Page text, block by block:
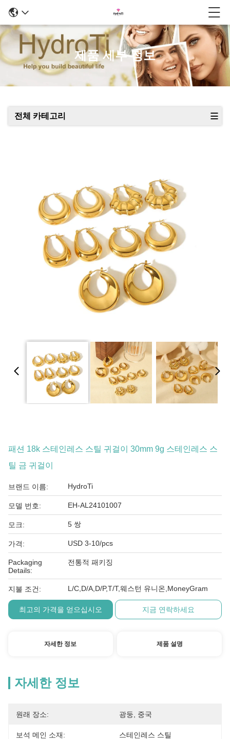
제품 세부 정보
전체 카테고리
패션 18k 스테인레스 스틸 귀걸이 30mm 9g 스테인레스 스
틸 금 귀걸이
브랜드 이름: HydroTi
모델 번호: EH-AL24101007
모크: 5 쌍
가격: USD 3-10/pcs
Packaging
Details:
전통적 패키징
지불 조건: L/C,D/A,D/P,T/T,웨스턴 유니온,MoneyGram
최고의 가격을 얻으십시오 지금 연락하세요
자세한 정보 제품 설명
자세한 정보
원래 장소: 광둥, 중국
보석 메인 소재: 스테인레스 스틸